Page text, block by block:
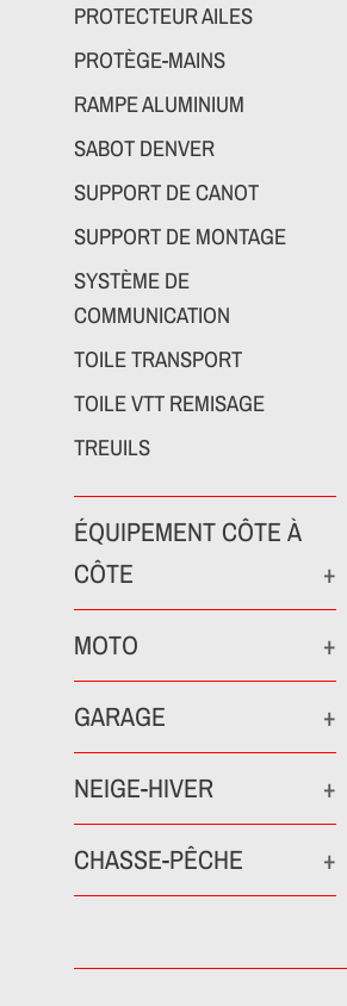
PROTECTEUR AILES
PROTÈGE-MAINS
RAMPE ALUMINIUM
SABOT DENVER
SUPPORT DE CANOT
SUPPORT DE MONTAGE
SYSTÈME DE
COMMUNICATION
TOILE TRANSPORT
TOILE VTT REMISAGE
TREUILS
ÉQUIPEMENT CÔTE À
CÔTE
+
MOTO
+
GARAGE
+
NEIGE-HIVER
+
CHASSE-PÊCHE
+